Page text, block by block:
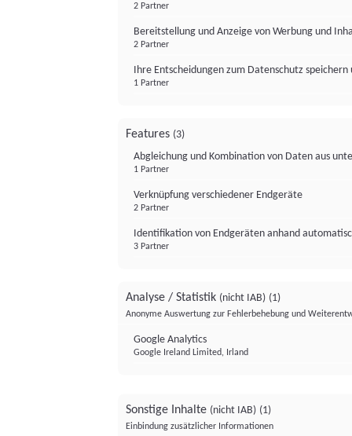
2 Partner
Bereitstellung und Anzeige von Werbung und
2 Partner
Ihre Entscheidungen zum Datenschutz
1 Partner
Features (3)
Abgleichung und Kombination von Daten aus
1 Partner
Verknüpfung verschiedener Endgeräte
2 Partner
Identifikation von Endgeräten anhand
3 Partner
Analyse / Statistik (nicht IAB) (1)
Anonyme Auswertung zur Fehlerbehebung und
Google Analytics
Google Ireland Limited, Irland
Sonstige Inhalte (nicht IAB) (1)
Einbindung zusätzlicher Informationen